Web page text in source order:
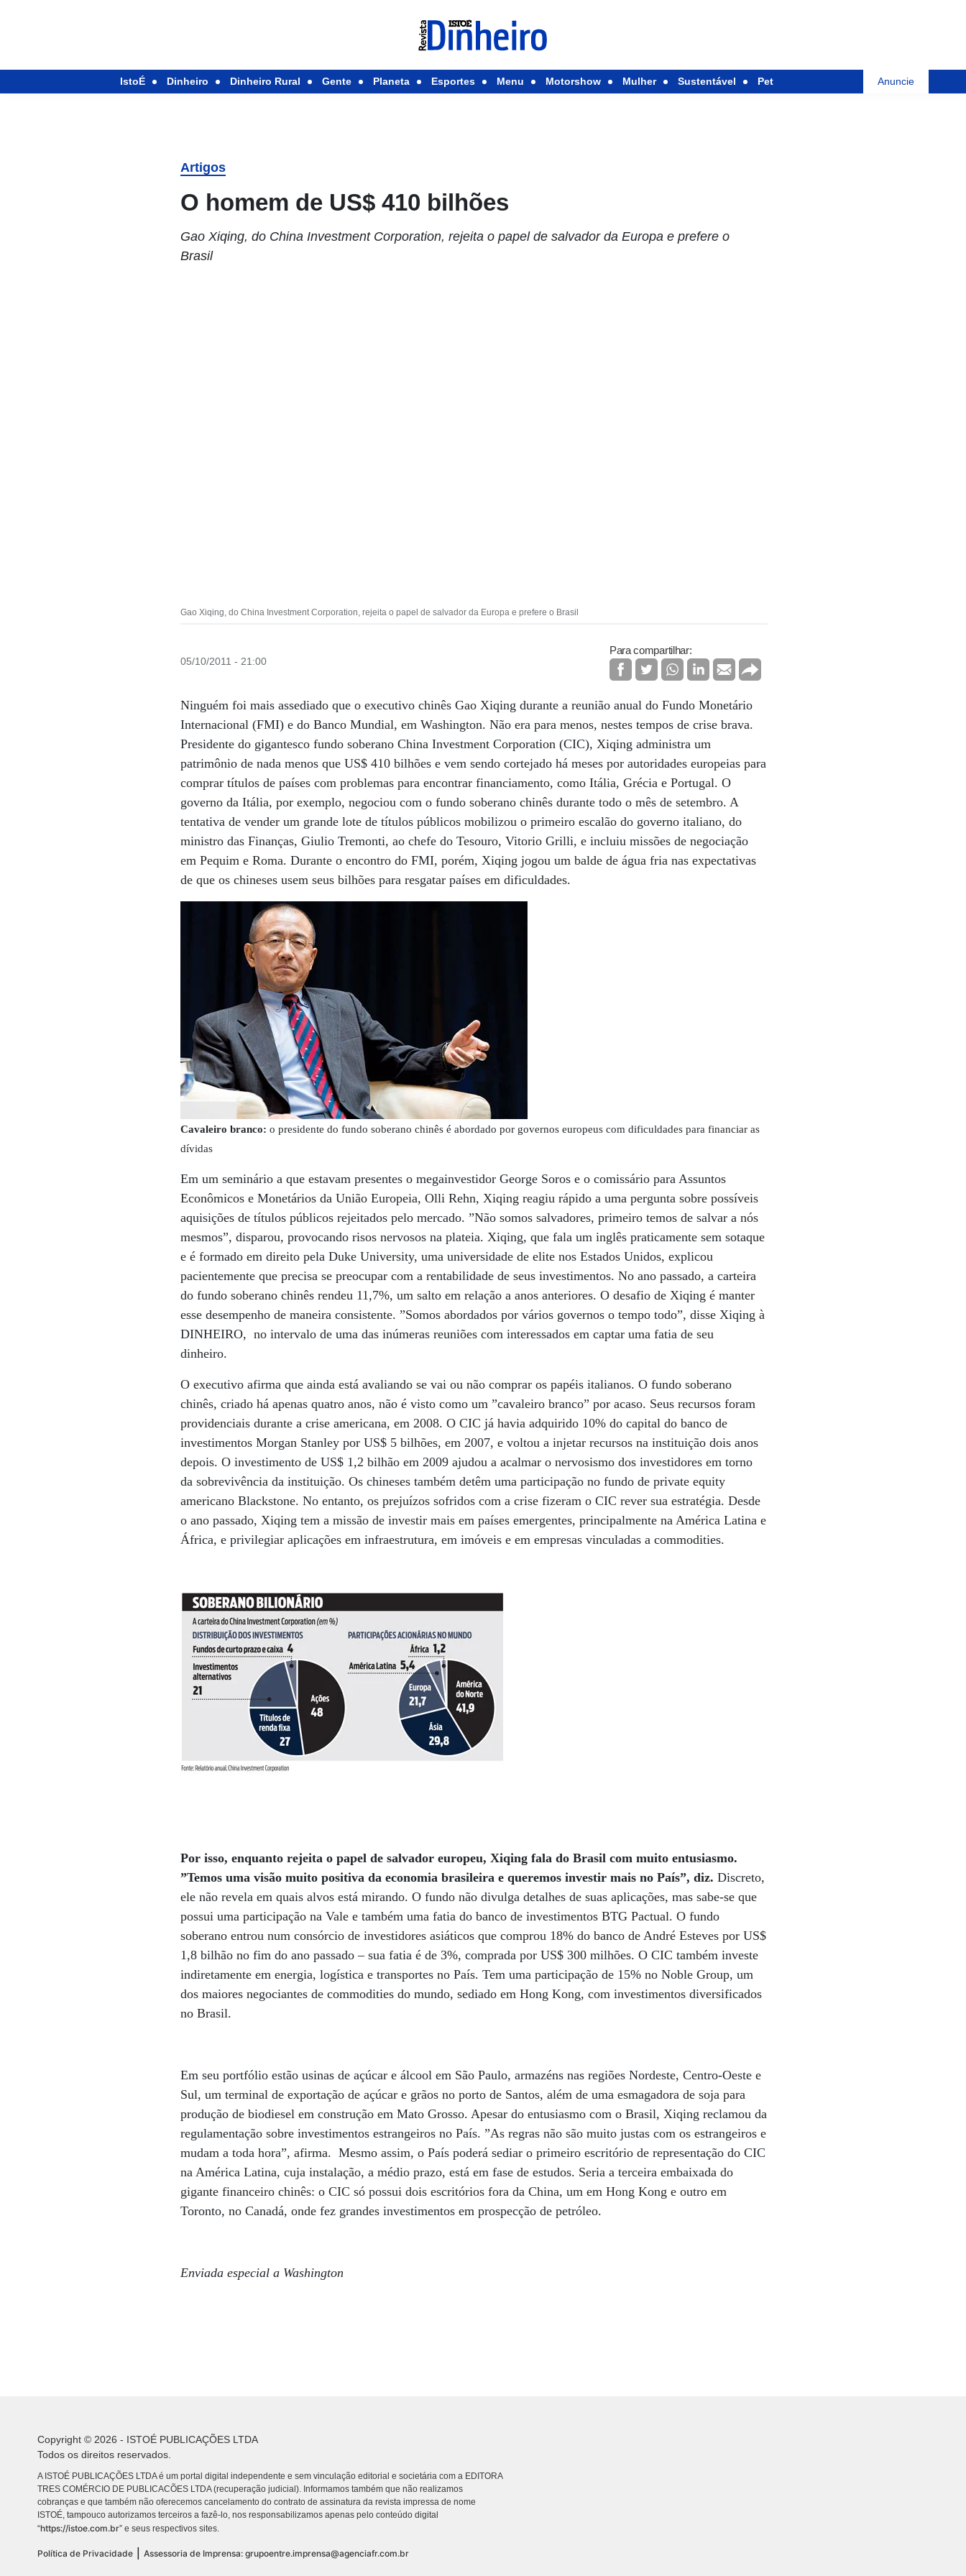
IstoÉ Dinheiro Dinheiro Rural Gente Planeta Esportes Menu Motorshow Mulher Sustentável Pet Anuncie
Artigos
O homem de US$ 410 bilhões
Gao Xiqing, do China Investment Corporation, rejeita o papel de salvador da Europa e prefere o
Brasil
Gao Xiqing, do China Investment Corporation, rejeita o papel de salvador da Europa e prefere o Brasil
05/10/2011 - 21:00
Para compartilhar:
Ninguém foi mais assediado que o executivo chinês Gao Xiqing durante a reunião anual do Fundo Monetário
Internacional (FMI) e do Banco Mundial, em Washington. Não era para menos, nestes tempos de crise brava.
Presidente do gigantesco fundo soberano China Investment Corporation (CIC), Xiqing administra um
patrimônio de nada menos que US$ 410 bilhões e vem sendo cortejado há meses por autoridades europeias para
comprar títulos de países com problemas para encontrar financiamento, como Itália, Grécia e Portugal. O
governo da Itália, por exemplo, negociou com o fundo soberano chinês durante todo o mês de setembro. A
tentativa de vender um grande lote de títulos públicos mobilizou o primeiro escalão do governo italiano, do
ministro das Finanças, Giulio Tremonti, ao chefe do Tesouro, Vitorio Grilli, e incluiu missões de negociação
em Pequim e Roma. Durante o encontro do FMI, porém, Xiqing jogou um balde de água fria nas expectativas
de que os chineses usem seus bilhões para resgatar países em dificuldades.
Cavaleiro branco:o presidente do fundo soberano chinês é abordado por governos europeus com dificuldades para financiar as
dívidas
Em um seminário a que estavam presentes o megainvestidor George Soros e o comissário para Assuntos
Econômicos e Monetários da União Europeia, Olli Rehn, Xiqing reagiu rápido a uma pergunta sobre possíveis
aquisições de títulos públicos rejeitados pelo mercado. ”Não somos salvadores, primeiro temos de salvar a nós
mesmos”, disparou, provocando risos nervosos na plateia. Xiqing, que fala um inglês praticamente sem sotaque
e é formado em direito pela Duke University, uma universidade de elite nos Estados Unidos, explicou
pacientemente que precisa se preocupar com a rentabilidade de seus investimentos. No ano passado, a carteira
do fundo soberano chinês rendeu 11,7%, um salto em relação a anos anteriores. O desafio de Xiqing é manter
esse desempenho de maneira consistente. ”Somos abordados por vários governos o tempo todo”, disse Xiqing à
DINHEIRO, no intervalo de uma das inúmeras reuniões com interessados em captar uma fatia de seu
dinheiro.
O executivo afirma que ainda está avaliando se vai ou não comprar os papéis italianos. O fundo soberano
chinês, criado há apenas quatro anos, não é visto como um ”cavaleiro branco” por acaso. Seus recursos foram
providenciais durante a crise americana, em 2008. O CIC já havia adquirido 10% do capital do banco de
investimentos Morgan Stanley por US$ 5 bilhões, em 2007, e voltou a injetar recursos na instituição dois anos
depois. O investimento de US$ 1,2 bilhão em 2009 ajudou a acalmar o nervosismo dos investidores em torno
da sobrevivência da instituição. Os chineses também detêm uma participação no fundo de private equity
americano Blackstone. No entanto, os prejuízos sofridos com a crise fizeram o CIC rever sua estratégia. Desde
o ano passado, Xiqing tem a missão de investir mais em países emergentes, principalmente na América Latina e
África, e privilegiar aplicações em infraestrutura, em imóveis e em empresas vinculadas a commodities.
Por isso, enquanto rejeita o papel de salvador europeu, Xiqing fala do Brasil com muito entusiasmo.
”Temos uma visão muito positiva da economia brasileira e queremos investir mais no País”, diz. Discreto,
ele não revela em quais alvos está mirando. O fundo não divulga detalhes de suas aplicações, mas sabe-se que
possui uma participação na Vale e também uma fatia do banco de investimentos BTG Pactual. O fundo
soberano entrou num consórcio de investidores asiáticos que comprou 18% do banco de André Esteves por US$
1,8 bilhão no fim do ano passado – sua fatia é de 3%, comprada por US$ 300 milhões. O CIC também investe
indiretamente em energia, logística e transportes no País. Tem uma participação de 15% no Noble Group, um
dos maiores negociantes de commodities do mundo, sediado em Hong Kong, com investimentos diversificados
no Brasil.
Em seu portfólio estão usinas de açúcar e álcool em São Paulo, armazéns nas regiões Nordeste, Centro-Oeste e
Sul, um terminal de exportação de açúcar e grãos no porto de Santos, além de uma esmagadora de soja para
produção de biodiesel em construção em Mato Grosso. Apesar do entusiasmo com o Brasil, Xiqing reclamou da
regulamentação sobre investimentos estrangeiros no País. ”As regras não são muito justas com os estrangeiros e
mudam a toda hora”, afirma. Mesmo assim, o País poderá sediar o primeiro escritório de representação do CIC
na América Latina, cuja instalação, a médio prazo, está em fase de estudos. Seria a terceira embaixada do
gigante financeiro chinês: o CIC só possui dois escritórios fora da China, um em Hong Kong e outro em
Toronto, no Canadá, onde fez grandes investimentos em prospecção de petróleo.
Enviada especial a Washington
Copyright © 2026 - ISTOÉ PUBLICAÇÕES LTDA
Todos os direitos reservados.
A ISTOÉ PUBLICAÇÕES LTDA é um portal digital independente e sem vinculação editorial e societária com a EDITORA
TRES COMÉRCIO DE PUBLICACÕES LTDA (recuperação judicial). Informamos também que não realizamos
cobranças e que também não oferecemos cancelamento do contrato de assinatura da revista impressa de nome
ISTOÉ, tampouco autorizamos terceiros a fazê-lo, nos responsabilizamos apenas pelo conteúdo digital
“https://istoe.com.br” e seus respectivos sites.
Política de Privacidade Assessoria de Imprensa: grupoentre.imprensa@agenciafr.com.br